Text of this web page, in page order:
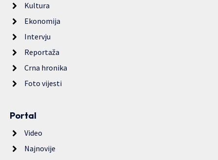
Kultura
Ekonomija
Intervju
Reportaža
Crna hronika
Foto vijesti
Portal
Video
Najnovije